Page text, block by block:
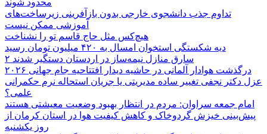
تداوم جذب دانشجوی خارجی بدون بازآفرینی زیرساخت‌های
آموزشی ممکن نیست
هیچ‌کس مثل حاج قاسم تو را نشناخت
دیه شکستگی استخوان امسال به ۴۲۰ میلیون تومان رسید
۲ سارق منازل نیمه‌ساز در اردستان دستگیر شدند
درگذشت هوادار آلمانی در حاشیه دیدار افتتاحیه جام جهانی ۲۰۲۶
عزل دکتر نجفی تغییر ساده مدیریتی یا جریان استحاله نرم حکمرانی
علمی؟
امام جمعه سراوان: مردم در انتظار بهبود وضعیت معیشتی هستند
پیش‌بینی خیزش گردوخاک و کاهش کیفیت هوا در استان کرمان از
روز یکشنبه